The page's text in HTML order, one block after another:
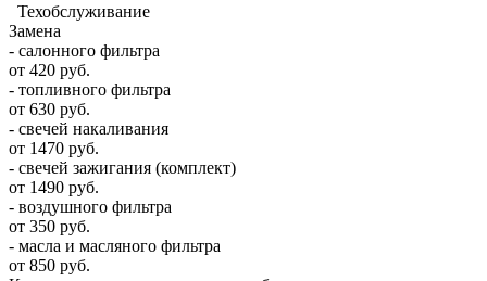
Техобслуживание
Замена
- салонного фильтра
от 420 руб.
- топливного фильтра
от 630 руб.
- свечей накаливания
от 1470 руб.
- свечей зажигания (комплект)
от 1490 руб.
- воздушного фильтра
от 350 руб.
- масла и масляного фильтра
от 850 руб.